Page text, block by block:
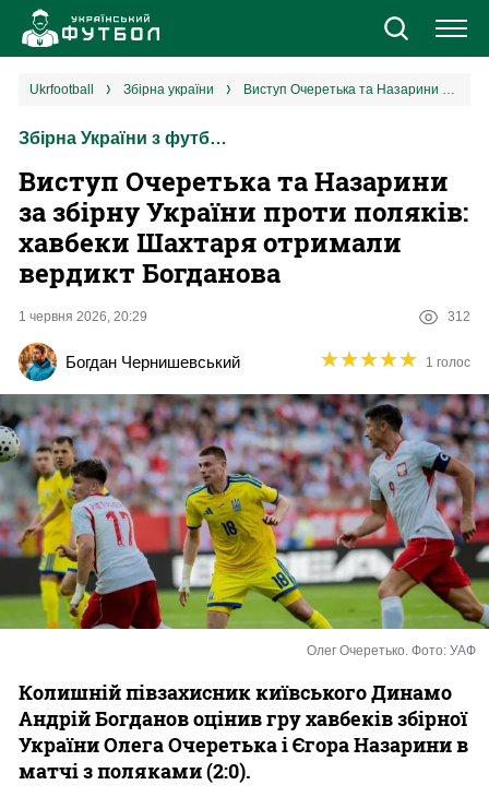
Новини
Збірна
Єврокубки
УПЛ
2 ліга
Різне
Букмекери
Казино
ukrfootball збірна україни Виступ Очеретька та Назарини за збірну України проти поляків: хавбеки Шахтаря отримали вердикт Богданова
Збірна України з футболу
Виступ Очеретька та Назарини
за збірну України проти поляків:
хавбеки Шахтаря отримали
вердикт Богданова
1 червня 2026, 20:29 312
Богдан Чернишевський ★★★★★
★★★★★ 1 голос
Олег Очеретько. Фото: УАФ
Колишній півзахисник київського Динамо
Андрій Богданов оцінив гру хавбеків збірної
України Олега Очеретька і Єгора Назарини в
матчі з поляками (2:0).